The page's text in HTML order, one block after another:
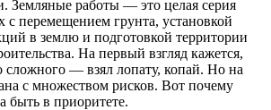
Земляные работы — это целая серия
с перемещением грунта, установкой
в землю и подготовкой территории
На первый взгляд кажется,
сложного — взял лопату, копай. Но на
с множеством рисков. Вот почему
быть в приоритете.